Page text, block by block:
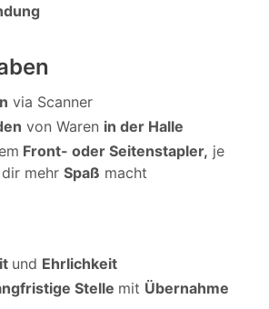
via Scanner
von Waren in der Halle
Front- oder Seitenstapler, je
mehr Spaß macht
und Ehrlichkeit
Stelle mit Übernahme